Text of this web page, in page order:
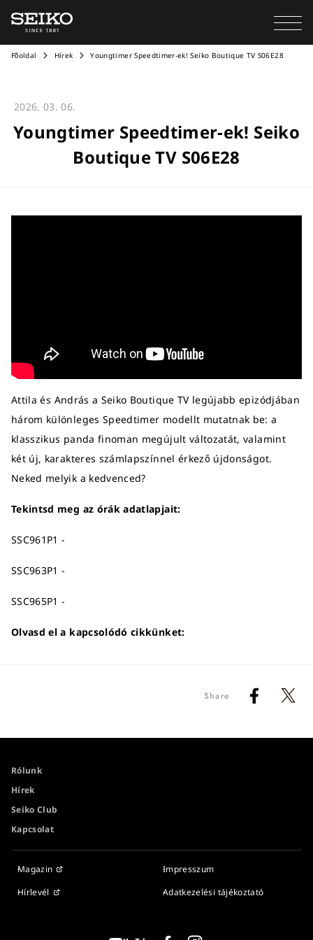
Főoldal Hírek Youngtimer Speedtimer-ek! Seiko Boutique TV S06E28
2026. 03. 06.
Youngtimer Speedtimer-ek! Seiko
Boutique TV S06E28
Attila és András a Seiko Boutique TV legújabb epizódjában
három különleges Speedtimer modellt mutatnak be: a
klasszikus panda finoman megújult változatát, valamint
két új, karakteres számlapszínnel érkező újdonságot.
Neked melyik a kedvenced?
Tekintsd meg az órák adatlapjait:
SSC961P1 -
SSC963P1 -
SSC965P1 -
Olvasd el a kapcsolódó cikkünket:
Share
Rólunk
Hírek
Seiko Club
Kapcsolat
Magazin
Hírlevél
Impresszum
Adatkezelési tájékoztató